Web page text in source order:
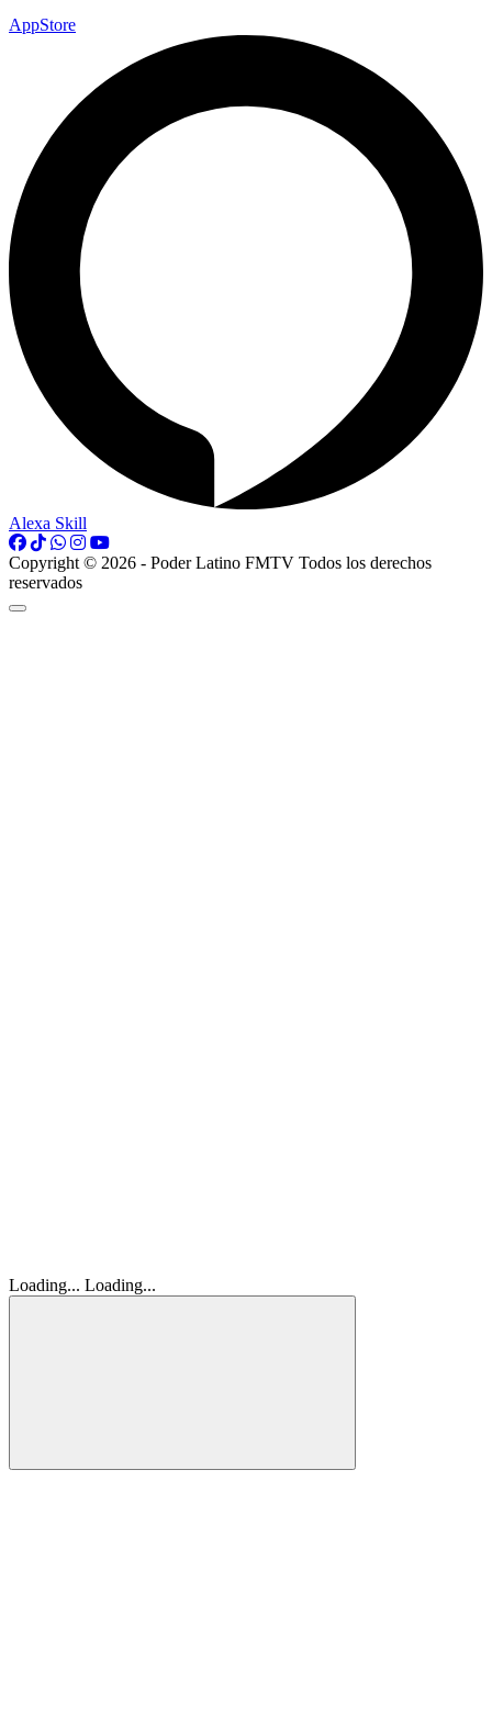
AppStore
Alexa Skill
Copyright © 2026 - Poder Latino FMTV Todos los derechos
reservados
Loading... Loading...